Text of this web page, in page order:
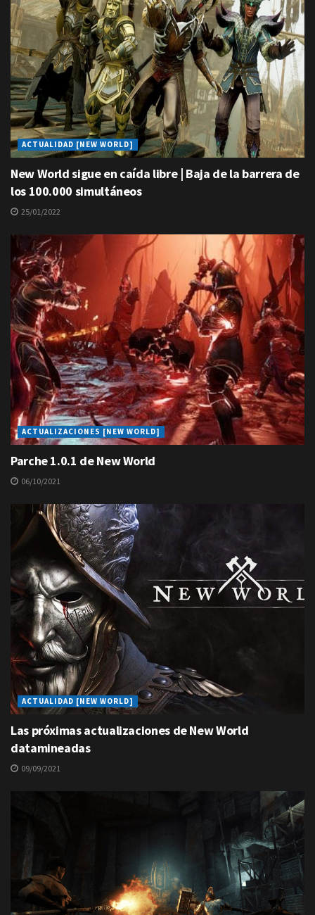
ACTUALIDAD [NEW WORLD]
New World sigue en caída libre | Baja de la barrera de
los 100.000 simultáneos
25/01/2022
ACTUALIZACIONES [NEW WORLD]
Parche 1.0.1 de New World
06/10/2021
ACTUALIDAD [NEW WORLD]
Las próximas actualizaciones de New World
datamineadas
09/09/2021